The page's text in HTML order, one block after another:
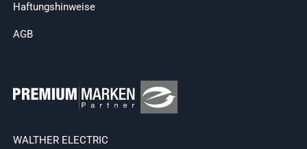
Haftungshinweise
AGB
WALTHER ELECTRIC